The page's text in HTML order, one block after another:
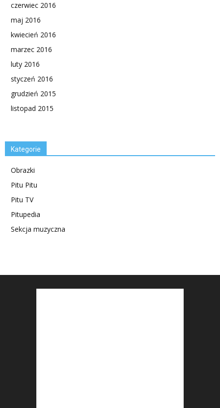
czerwiec 2016
maj 2016
kwiecień 2016
marzec 2016
luty 2016
styczeń 2016
grudzień 2015
listopad 2015
Kategorie
Obrazki
Pitu Pitu
Pitu TV
Pitupedia
Sekcja muzyczna